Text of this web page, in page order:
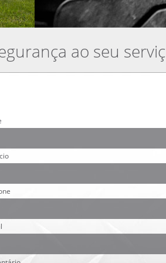
ao seu